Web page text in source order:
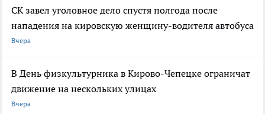
СК завел уголовное дело спустя полгода после
нападения на кировскую женщину-водителя автобуса
Вчера
В День физкультурника в Кирово-Чепецке ограничат
движение на нескольких улицах
Вчера